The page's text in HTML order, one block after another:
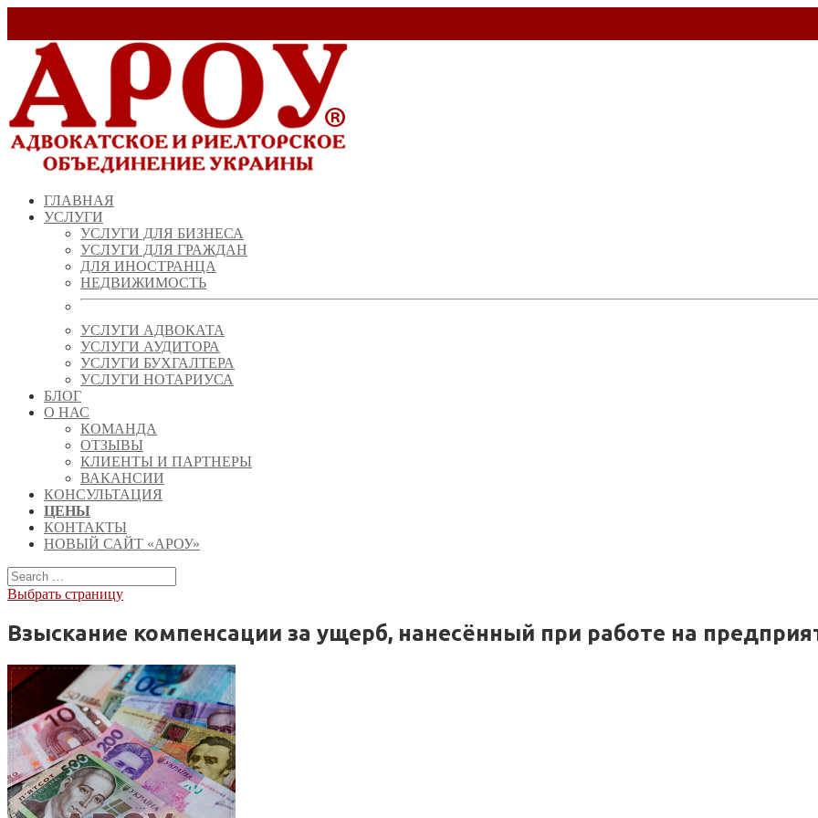
ГЛАВНАЯ
УСЛУГИ
УСЛУГИ ДЛЯ БИЗНЕСА
УСЛУГИ ДЛЯ ГРАЖДАН
ДЛЯ ИНОСТРАНЦА
НЕДВИЖИМОСТЬ
УСЛУГИ АДВОКАТА
УСЛУГИ АУДИТОРА
УСЛУГИ БУХГАЛТЕРА
УСЛУГИ НОТАРИУСА
БЛОГ
О НАС
КОМАНДА
ОТЗЫВЫ
КЛИЕНТЫ И ПАРТНЕРЫ
ВАКАНСИИ
КОНСУЛЬТАЦИЯ
ЦЕНЫ
КОНТАКТЫ
НОВЫЙ САЙТ «АРОУ»
Выбрать страницу
Взыскание компенсации за ущерб, нанесённый при работе на